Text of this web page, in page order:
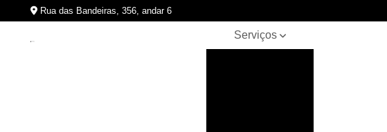
Rua das Bandeiras, 356, andar 6
Serviços